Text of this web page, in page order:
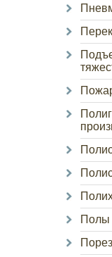
Полы